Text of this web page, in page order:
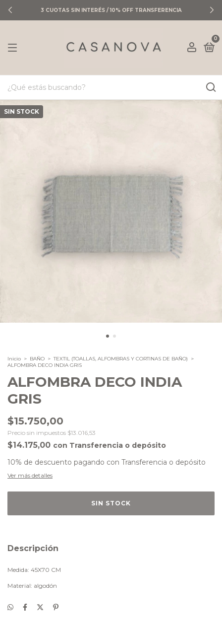
3 CUOTAS SIN INTERÉS / 10% OFF TRANSFERENCIA
0
SIN STOCK
Inicio > BAÑO > TEXTIL (TOALLAS, ALFOMBRAS Y CORTINAS DE BAÑO)
>
ALFOMBRA DECO INDIA GRIS
ALFOMBRA DECO INDIA
GRIS
$15.750,00
Precio sin impuestos $13.016,53
$14.175,00 con Transferencia o depósito
10% de descuento pagando con Transferencia o depósito
Ver más detalles
Descripción
Medida: 45X70 CM
Material: algodón